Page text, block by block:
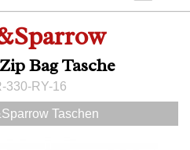
Bag Tasche
330-RY-16
Taschen